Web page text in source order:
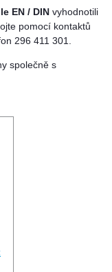
EN / DIN vyhodnotili
pomocí kontaktů
296 411 301.
společně s